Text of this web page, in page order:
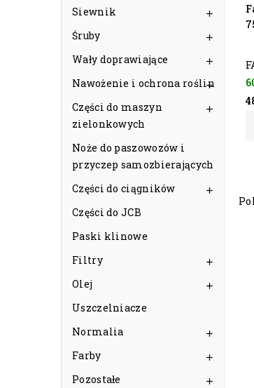
Siewnik 
Śruby 
Wały doprawiające 
Nawożenie i ochrona roślin

Części do maszyn
zielonkowych

Noże do paszowozów i
przyczep samozbierających
Części do ciągników

Części do JCB
Paski klinowe
Filtry

Olej 
Uszczelniacze
Normalia

Farby 
Pozostałe 